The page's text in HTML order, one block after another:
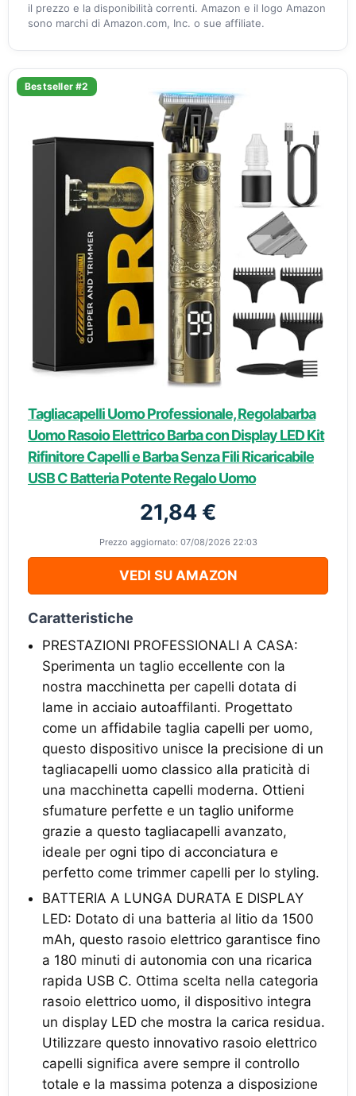
il prezzo e la disponibilità correnti. Amazon e il logo Amazon
sono marchi di Amazon.com, Inc. o sue affiliate.
Bestseller #2
Tagliacapelli Uomo Professionale, Regolabarba
Uomo Rasoio Elettrico Barba con Display LED Kit
Rifinitore Capelli e Barba Senza Fili Ricaricabile
USB C Batteria Potente Regalo Uomo
21,84 €
Prezzo aggiornato: 07/08/2026 22:03
VEDI SU AMAZON
Caratteristiche
PRESTAZIONI PROFESSIONALI A CASA:
Sperimenta un taglio eccellente con la
nostra macchinetta per capelli dotata di
lame in acciaio autoaffilanti. Progettato
come un affidabile taglia capelli per uomo,
questo dispositivo unisce la precisione di un
tagliacapelli uomo classico alla praticità di
una macchinetta capelli moderna. Ottieni
sfumature perfette e un taglio uniforme
grazie a questo tagliacapelli avanzato,
ideale per ogni tipo di acconciatura e
perfetto come trimmer capelli per lo styling.
BATTERIA A LUNGA DURATA E DISPLAY
LED: Dotato di una batteria al litio da 1500
mAh, questo rasoio elettrico garantisce fino
a 180 minuti di autonomia con una ricarica
rapida USB C. Ottima scelta nella categoria
rasoio elettrico uomo, il dispositivo integra
un display LED che mostra la carica residua.
Utilizzare questo innovativo rasoio elettrico
capelli significa avere sempre il controllo
totale e la massima potenza a disposizione